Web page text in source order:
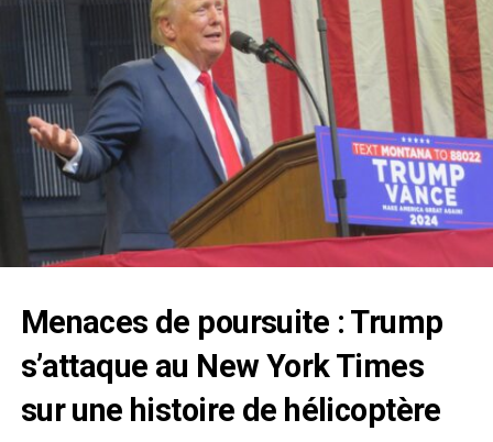
Menaces de poursuite : Trump
s’attaque au New York Times
sur une histoire de hélicoptère